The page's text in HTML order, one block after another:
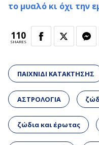
το μυαλό κι όχι την
110
SHARES
ΠΑΙΧΝΙΔΙ ΚΑΤΑΚΤΗΣΗΣ
ΑΣΤΡΟΛΟΓΙΑ
ζώδια και έρωτας